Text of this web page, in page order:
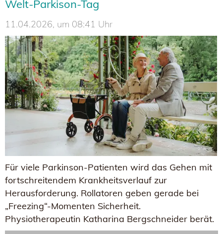
Welt-Parkison-Tag
11.04.2026, um 08:41 Uhr
Für viele Parkinson-Patienten wird das Gehen mit
fortschreitendem Krankheitsverlauf zur
Herausforderung. Rollatoren geben gerade bei
„Freezing“-Momenten Sicherheit.
Physiotherapeutin Katharina Bergschneider berät.